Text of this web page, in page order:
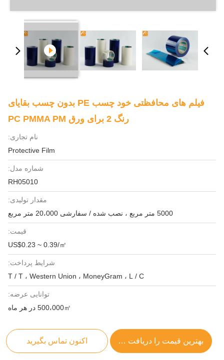
فیلم های محافظتی خود چسب PE بدون چسب بقایای
رنگ 2 برای ورق PC PMMA PM
نام تجاری:
Protective Film
شماره مدل:
RH05010
مقدار تولیدی:
5000 متر مربع ، نصب شده / سفارشی 20،000 متر مربع
قیمت:
US$0.23 ~ 0.39/㎡
شرایط پرداخت:
T / T ، Western Union ، MoneyGram ، L / C
توانایی عرضه:
500،000㎡ در هر ماه
بهترین قیمت را دریافت کنید اکنون تماس بگیرید